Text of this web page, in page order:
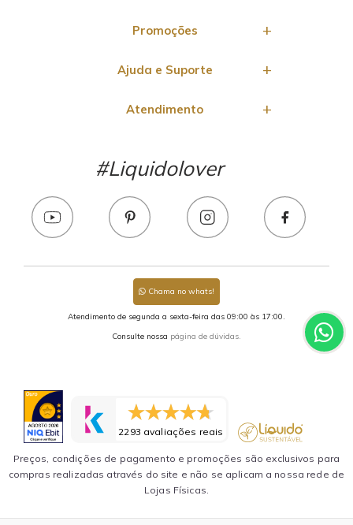
Promoções
Ajuda e Suporte
Atendimento
#Liquidolover
Chama no whats!
Atendimento de segunda a sexta-feira das 09:00 às 17:00.
Consulte nossa página de dúvidas.
2293 avaliações reais
Preços, condições de pagamento e promoções são exclusivos para
compras realizadas através do site e não se aplicam a nossa rede de
Lojas Físicas.